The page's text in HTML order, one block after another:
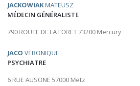
JACKOWIAKMATEUSZ
MÉDECIN GÉNÉRALISTE
790 ROUTE DE LA FORET 73200 Mercury
JACO VERONIQUE
PSYCHIATRE
6 RUE AUSONE 57000 Metz